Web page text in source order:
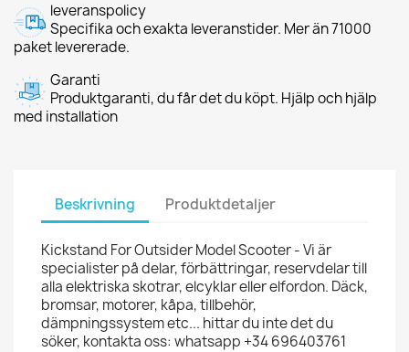
leveranspolicy
Specifika och exakta leveranstider. Mer än 71000
paket levererade.
Garanti
Produktgaranti, du får det du köpt. Hjälp och hjälp
med installation
Beskrivning Produktdetaljer
Kickstand For Outsider Model Scooter - Vi är
specialister på delar, förbättringar, reservdelar till
alla elektriska skotrar, elcyklar eller elfordon. Däck,
bromsar, motorer, kåpa, tillbehör,
dämpningssystem etc... hittar du inte det du
söker, kontakta oss: whatsapp +34 696403761